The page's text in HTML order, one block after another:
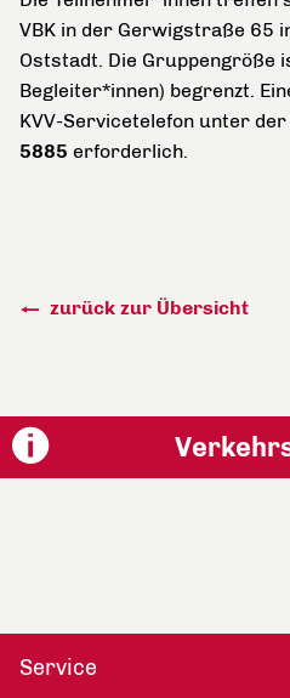
VBK in der Gerwigstraße 65
Oststadt. Die Gruppengröße
Begleiter*innen) begrenzt.
KVV-Servicetelefon unter
5885 erforderlich.
zurück zur Übersicht
Service